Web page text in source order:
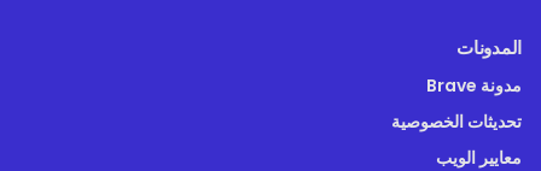
المدونات
مدونة Brave
تحديثات الخصوصية
معايير الويب